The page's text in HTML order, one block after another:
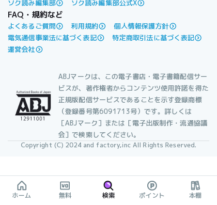
ソク読み編集部
ソク読み編集部公式X
FAQ・規約など
よくあるご質問 利用規約
個人情報保護方針
電気通信事業法に基づく表記
特定商取引法に基づく表記
運営会社
ABJマークは、この電子書店・電子書籍配信サー
ビスが、著作権者からコンテンツ使用許諾を得た
正規版配信サービスであることを示す登録商標
（登録番号第6091713号）です。詳しくは
［ABJマーク］または［電子出版制作・流通協議
会］で検索してください。
Copyright (C) 2024 and factory,inc All Rights Reserved.
ホーム 無料 検索 ポイント 本棚